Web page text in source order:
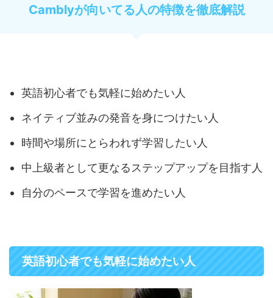
Camblyが向いてる人の特徴を徹底解説
英語初心者でも気軽に始めたい人
ネイティブ並みの発音を身につけたい人
時間や場所にとらわれず学習したい人
中上級者として更なるステップアップを目指す人
自分のペースで学習を進めたい人
英語初心者でも気軽に始めたい人